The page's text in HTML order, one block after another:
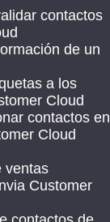
contactos
de un
a los
Cloud
contactos en
Cloud
ventas
Customer